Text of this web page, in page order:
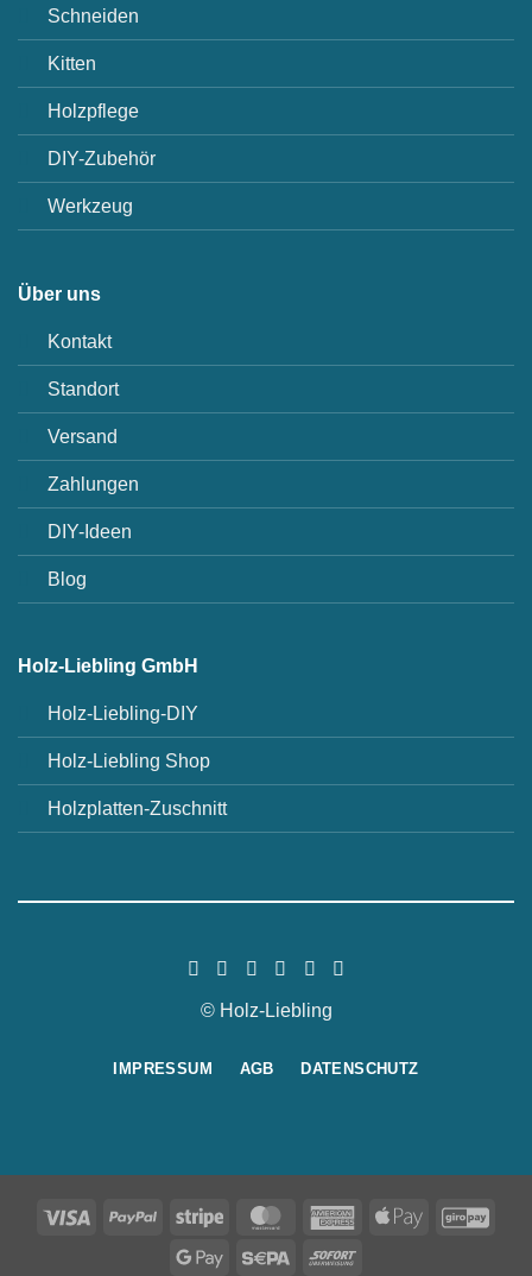
Schneiden
Kitten
Holzpflege
DIY-Zubehör
Werkzeug
Über uns
Kontakt
Standort
Versand
Zahlungen
DIY-Ideen
Blog
Holz-Liebling GmbH
Holz-Liebling-DIY
Holz-Liebling Shop
Holzplatten-Zuschnitt
© Holz-Liebling
IMPRESSUM AGB DATENSCHUTZ
Visa PayPal Stripe MasterCardAmericanApple
Google
Sepa Sofort